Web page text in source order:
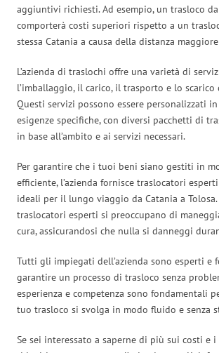
aggiuntivi richiesti. Ad esempio, un trasloco da
comporterà costi superiori rispetto a un
stessa Catania a causa della distanza
L’azienda di traslochi offre una varietà di
l’imballaggio, il carico, il trasporto e lo
Questi servizi possono essere personalizzati
esigenze specifiche, con diversi pacchetti di
in base all’ambito e ai servizi necessari.
Per garantire che i tuoi beni siano gestiti in
efficiente, l’azienda fornisce traslocatori
ideali per il lungo viaggio da Catania a Tolosa.
traslocatori esperti si preoccupano di
cura, assicurandosi che nulla si danneggi
Tutti gli impiegati dell’azienda sono esperti e
garantire un processo di trasloco senza
esperienza e competenza sono fondamentali
tuo trasloco si svolga in modo fluido e senza
Se sei interessato a saperne di più sui costi e